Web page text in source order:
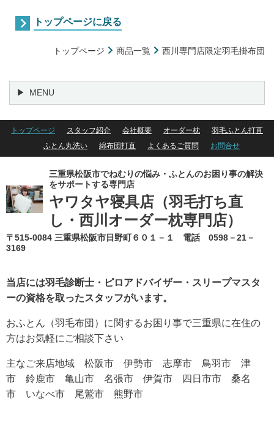
トップページに戻る
トップページ 商品一覧 西川専門店限定羽毛掛布団
MENU
トップページ スタッフ紹介 会社概要 オーダー枕
羽毛ふとん打直
ふとん丸洗い
綿布団打直 よくあるご質問 お問合せ
三重県松阪市でねむりの悩み・ふとんのお困り事の解決
をサポートする専門店
ヤワタヤ寝具店 （羽毛打ち直
し・西川オーダー枕専門店）
〒515-0084 三重県松阪市日野町６０１－１ 電話 0598－21－
3169
当店には羽毛診断士・ピロアドバイザー・スリープマスタ
ーの資格を取ったスタッフがいます。
おふとん（羽毛布団）に関するお困り事で三重県に在住の
方はお気軽にご相談下さい
主なご来店地域 松阪市 伊勢市 志摩市 鳥羽市 津
市 鈴鹿市 亀山市 名張市 伊賀市 四日市市 桑名
市 いなべ市 尾鷲市 熊野市